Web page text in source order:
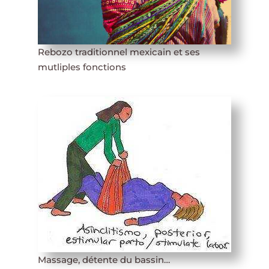
Rebozo traditionnel mexicain et ses
mutliples fonctions
Massage, détente du bassin…